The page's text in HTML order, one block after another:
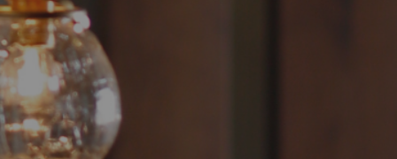
ちいさな町並み
ちいさな町並み
会社概要
スタッフ紹介
オーナー様へ
資料請求・お問い合わせ
プライバシーポリシー